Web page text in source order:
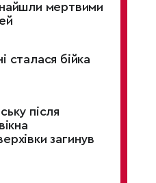
мертвими
сталася бійка
після
загинув